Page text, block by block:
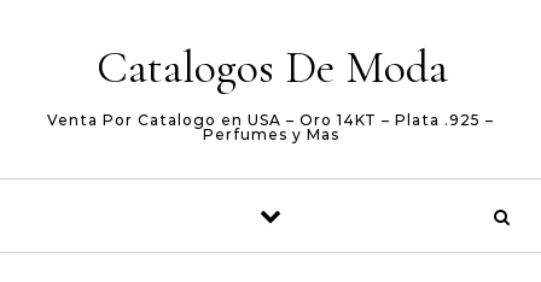
Catalogos De Moda
Venta Por Catalogo en USA – Oro 14KT – Plata .925 –
Perfumes y Mas